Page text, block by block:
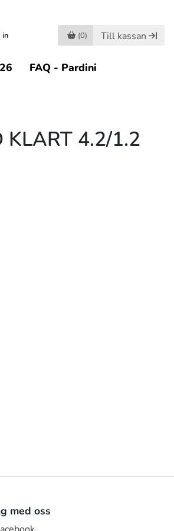
in (0) Till kassan
FAQ - Pardini
KLART 4.2/1.2
med oss